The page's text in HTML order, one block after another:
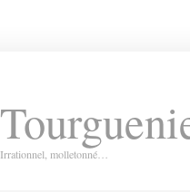
Irrationnel, molletonné…